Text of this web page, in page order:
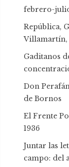
febrero-
República,
Villamartín,
Gaditanos
Don
de Bornos
El Frente
1936
Juntar las
campo: del